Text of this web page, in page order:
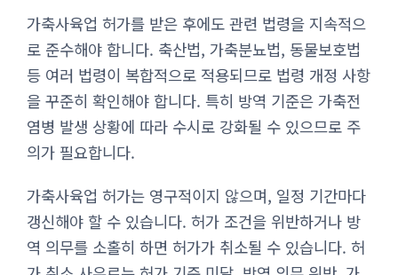
가축사육업 허가를 받은 후에도 관련 법령을 지속적으
로 준수해야 합니다. 축산법, 가축분뇨법, 동물보호법
등 여러 법령이 복합적으로 적용되므로 법령 개정 사항
을 꾸준히 확인해야 합니다. 특히 방역 기준은 가축전
염병 발생 상황에 따라 수시로 강화될 수 있으므로 주
의가 필요합니다.
가축사육업 허가는 영구적이지 않으며, 일정 기간마다
갱신해야 할 수 있습니다. 허가 조건을 위반하거나 방
역 의무를 소홀히 하면 허가가 취소될 수 있습니다. 허